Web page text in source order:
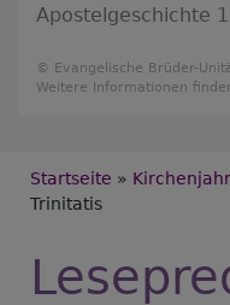
Apostelgeschichte
© Evangelische Brüder-
Weitere Informationen
Startseite
Trinitatis